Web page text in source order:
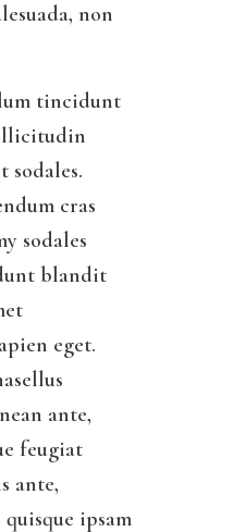
non
tincidunt
cras
sodales
blandit
eget.
ante,
feugiat
ante,
ipsam